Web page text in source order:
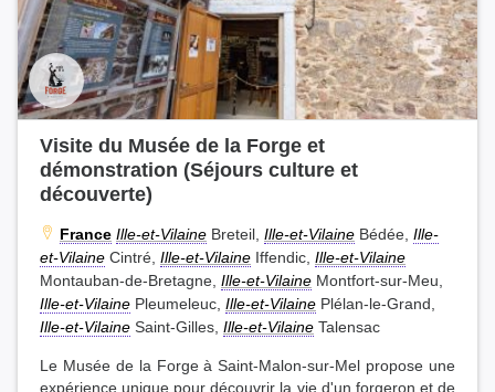
Visite du Musée de la Forge et
démonstration (Séjours culture et
découverte)
France Ille-et-Vilaine Breteil, Ille-et-Vilaine Bédée, Ille-
et-Vilaine Cintré, Ille-et-Vilaine Iffendic, Ille-et-Vilaine
Montauban-de-Bretagne, Ille-et-Vilaine Montfort-sur-Meu,
Ille-et-Vilaine Pleumeleuc, Ille-et-Vilaine Plélan-le-Grand,
Ille-et-Vilaine Saint-Gilles, Ille-et-Vilaine Talensac
Le Musée de la Forge à Saint-Malon-sur-Mel propose une
expérience unique pour découvrir la vie d'un forgeron et de